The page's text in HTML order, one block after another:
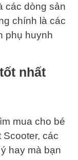
các dòng sản
chính là các
phụ huynh
nhất
mua cho bé
các
hay mà bạn